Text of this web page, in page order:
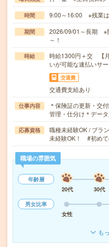
時間 9:00～16:00 ※残業は
期間
2026/09/01～長期 ※
～！
時給
時給1300円＋交 【
いが可能な速払いサ
交通費
交通費支給あり
仕事内容
＊保険証の更新・交
管理・仕分け＊デー
応募資格
職種未経験OK / ブラ
未経験OK！ #初めて
職場の雰囲気
年齢層
20代
30代
男女比率
女性
も